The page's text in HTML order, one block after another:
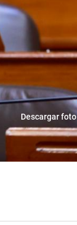
Descargar foto